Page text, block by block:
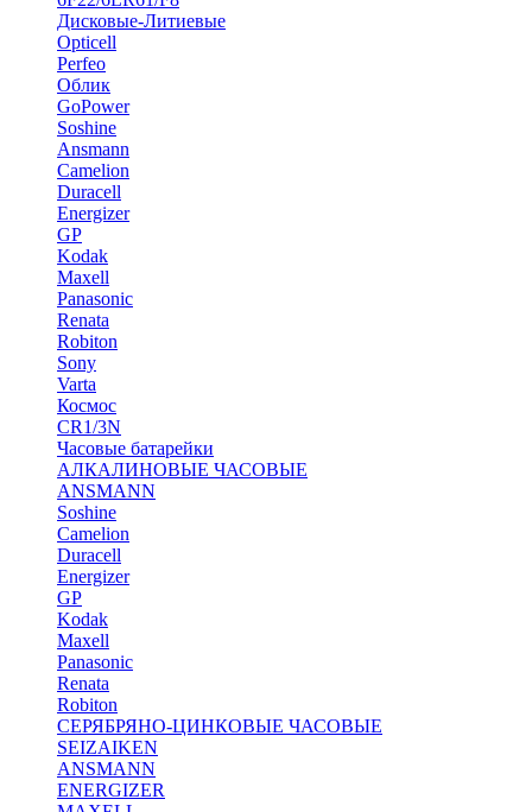
Дисковые-Литиевые
Opticell
Perfeo
Облик
GoPower
Soshine
Ansmann
Camelion
Duracell
Energizer
GP
Kodak
Maxell
Panasonic
Renata
Robiton
Sony
Varta
Космос
CR1/3N
Часовые батарейки
АЛКАЛИНОВЫЕ ЧАСОВЫЕ
ANSMANN
Soshine
Camelion
Duracell
Energizer
GP
Kodak
Maxell
Panasonic
Renata
Robiton
СЕРЯБРЯНО-ЦИНКОВЫЕ ЧАСОВЫЕ
SEIZAIKEN
ANSMANN
ENERGIZER